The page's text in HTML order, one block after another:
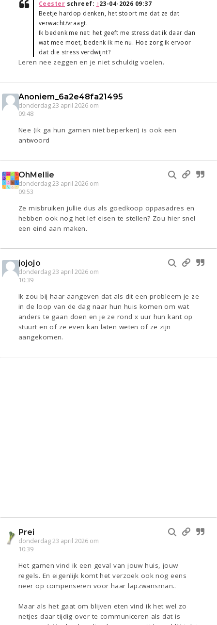
Ceester schreef: ↑23-04-2026 09:37
Beetje hardop denken, het stoort me dat ze dat
verwacht/vraagt.
Ik bedenk me net: het geeft me stress dat ik daar dan
wat mee moet, bedenk ik me nu. Hoe zorg ik ervoor
dat die stress verdwijnt?
Leren nee zeggen en je niet schuldig voelen.
Anoniem_6a2e48fa21495
donderdag 23 april 2026 om
09:48
Nee (ik ga hun gamen niet beperken) is ook een
antwoord
OhMellie
donderdag 23 april 2026 om
09:53
Ze misbruiken jullie dus als goedkoop oppasadres en
hebben ook nog het lef eisen te stellen? Zou hier snel
een eind aan maken.
jojojo
donderdag 23 april 2026 om
10:39
Ik zou bij haar aangeven dat als dit een probleem je ze
in de loop van de dag naar hun huis komen om wat
anders te gaan doen en je ze rond x uur hun kant op
stuurt en of ze even kan laten weten of ze zijn
aangekomen.
Prei
donderdag 23 april 2026 om
10:39
Het gamen vind ik een geval van jouw huis, jouw
regels. En eigenlijk komt het verzoek ook nog eens
neer op compenseren voor haar lapzwansman..
Maar als het gaat om blijven eten vind ik het wel zo
netjes daar tijdig over te communiceren als dat is